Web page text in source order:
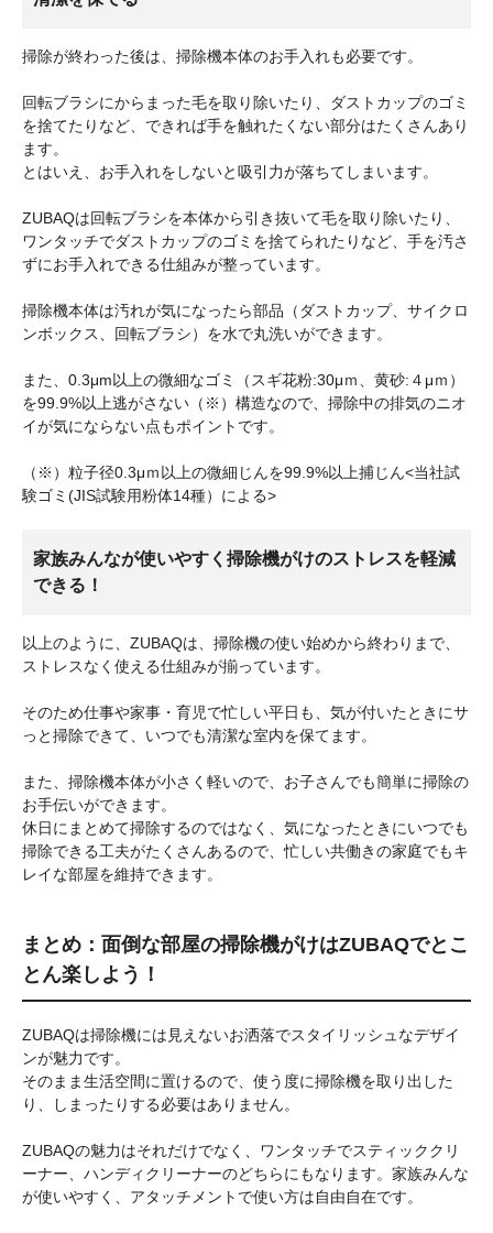
掃除が終わった後は、掃除機本体のお手入れも必要です。
回転ブラシにからまった毛を取り除いたり、ダストカップのゴミ
を捨てたりなど、できれば手を触れたくない部分はたくさんあり
ます。
とはいえ、お手入れをしないと吸引力が落ちてしまいます。
ZUBAQは回転ブラシを本体から引き抜いて毛を取り除いたり、
ワンタッチでダストカップのゴミを捨てられたりなど、手を汚さ
ずにお手入れできる仕組みが整っています。
掃除機本体は汚れが気になったら部品（ダストカップ、サイクロ
ンボックス、回転ブラシ）を水で丸洗いができます。
また、0.3μm以上の微細なゴミ（スギ花粉:30μｍ、黄砂:４μｍ）
を99.9%以上逃がさない（※）構造なので、掃除中の排気のニオ
イが気にならない点もポイントです。
（※）粒子径0.3μｍ以上の微細じんを99.9%以上捕じん<当社試
験ゴミ(JIS試験用粉体14種）による>
家族みんなが使いやすく掃除機がけのストレスを軽減
できる！
以上のように、ZUBAQは、掃除機の使い始めから終わりまで、
ストレスなく使える仕組みが揃っています。
そのため仕事や家事・育児で忙しい平日も、気が付いたときにサ
っと掃除できて、いつでも清潔な室内を保てます。
また、掃除機本体が小さく軽いので、お子さんでも簡単に掃除の
お手伝いができます。
休日にまとめて掃除するのではなく、気になったときにいつでも
掃除できる工夫がたくさんあるので、忙しい共働きの家庭でもキ
レイな部屋を維持できます。
まとめ：面倒な部屋の掃除機がけはZUBAQでとこ
とん楽しよう！
ZUBAQは掃除機には見えないお洒落でスタイリッシュなデザイ
ンが魅力です。
そのまま生活空間に置けるので、使う度に掃除機を取り出した
り、しまったりする必要はありません。
ZUBAQの魅力はそれだけでなく、ワンタッチでスティッククリ
ーナー、ハンディクリーナーのどちらにもなります。家族みんな
が使いやすく、アタッチメントで使い方は自由自在です。